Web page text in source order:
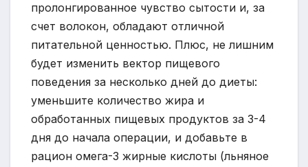
пролонгированное чувство сытости и, за
счет волокон, обладают отличной
питательной ценностью. Плюс, не лишним
будет изменить вектор пищевого
поведения за несколько дней до диеты:
уменьшите количество жира и
обработанных пищевых продуктов за 3-4
дня до начала операции, и добавьте в
рацион омега-3 жирные кислоты (льняное